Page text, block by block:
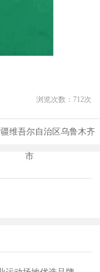
浏览次数： 712次
维吾尔自治区乌鲁木齐
市